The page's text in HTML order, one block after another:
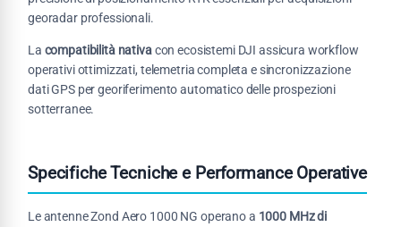
georadar professionali.
La compatibilità nativacon ecosistemi DJI assicura workflow
operativi ottimizzati, telemetria completa e sincronizzazione
dati GPS per georiferimento automatico delle prospezioni
sotterranee.
Specifiche Tecniche e Performance Operative
Le antenne Zond Aero 1000 NG operano a 1000 MHz di